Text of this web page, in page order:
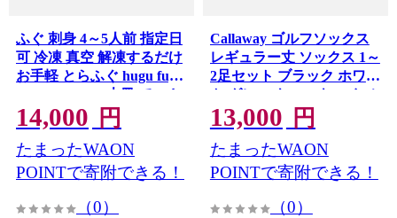
ふぐ 刺身 4～5人前 指定日
可 冷凍 真空 解凍するだけ
お手軽 とらふぐ hugu fugu
HUGU FUGU 大皿 てっさ
国産 フグ刺し 刺し身 河豚
高級 鮮魚 魚 魚介 新鮮 家
庭用 プレゼント 鍋 大阪府
松原市 限定 下関 に並ぶ 玄
人前 5人前 冬 旬
14,000 円
たまったWAON
POINTで寄附できる！
（0）
Callaway ゴルフソックス
レギュラー丈 ソックス 1～
2足セット ブラック ホワイ
ト グレー キャロウェイ メ
ンズ スポーツ ゴルフ 健康
メーカー 靴下 ゴルフ用品
大阪府 松原市
13,000 円
たまったWAON
POINTで寄附できる！
（0）